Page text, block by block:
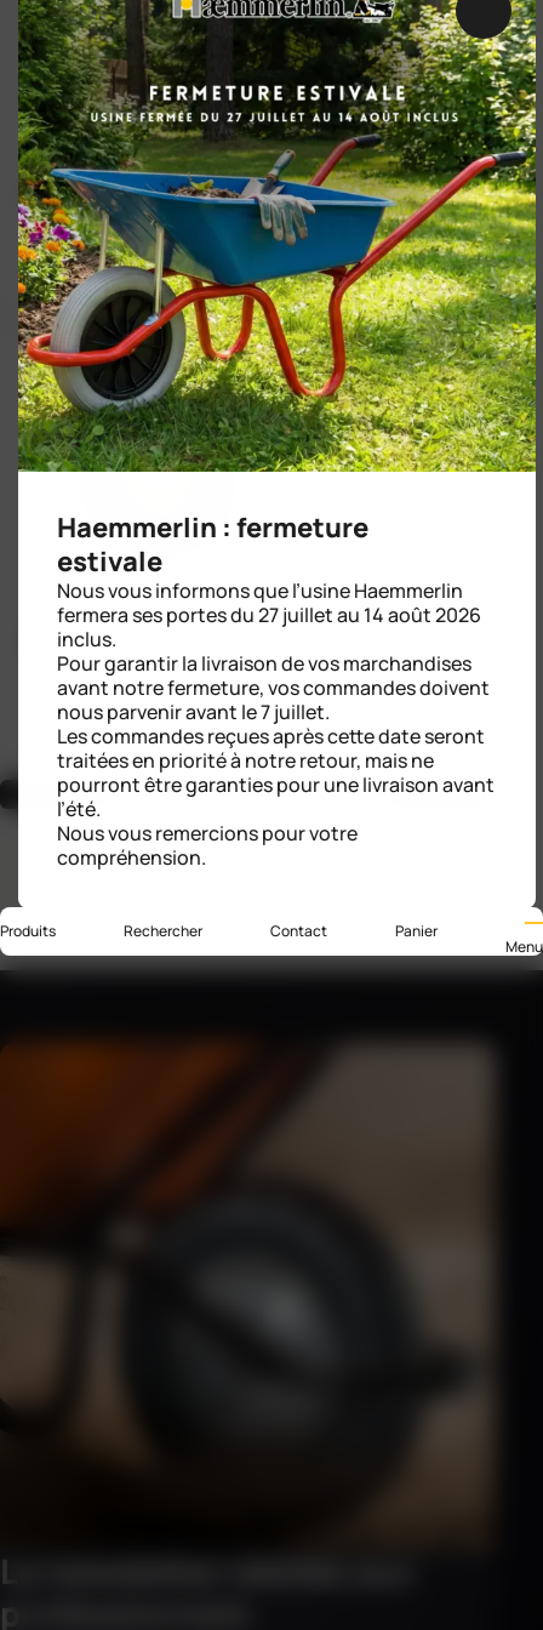
CAISSE PEINTE VERTE 100 L - 6 trous
ROUE GONFLÉE CONFORT PLUS PF 128
Voir toutes les pièces détachées
Produits Rechercher Contact Panier
Menu
La newsletter dédiée aux
professionnels
Haemmerlin : fermeture
estivale
Nous vous informons que l’usine Haemmerlin
fermera ses portes du 27 juillet au 14 août 2026
inclus.
Pour garantir la livraison de vos marchandises
avant notre fermeture, vos commandes doivent
nous parvenir avant le 7 juillet.
Les commandes reçues après cette date seront
traitées en priorité à notre retour, mais ne
pourront être garanties pour une livraison avant
l’été.
Nous vous remercions pour votre
compréhension.